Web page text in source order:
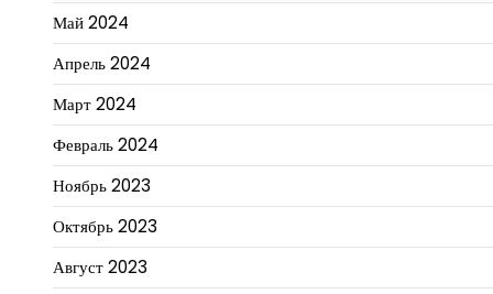
Май 2024
Апрель 2024
Март 2024
Февраль 2024
Ноябрь 2023
Октябрь 2023
Август 2023